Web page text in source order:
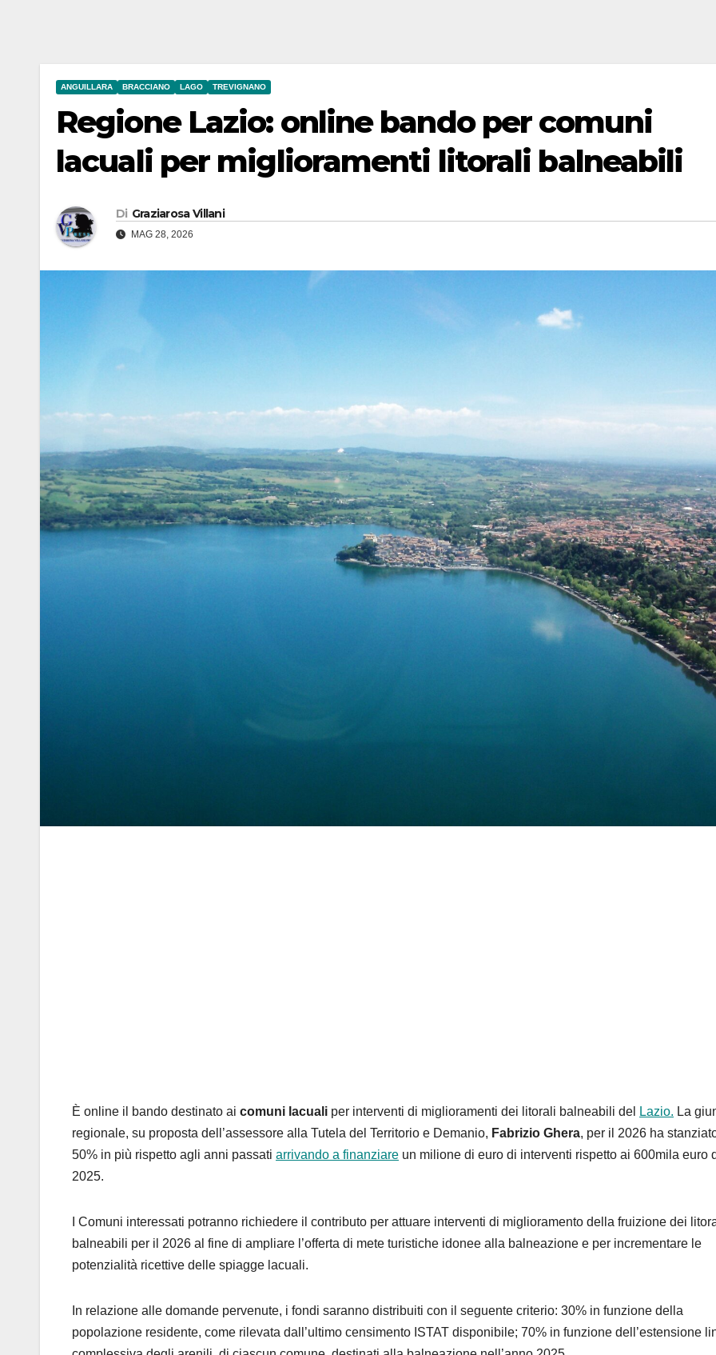
ANGUILLARA BRACCIANO LAGO TREVIGNANO
Regione Lazio: online bando per comuni
lacuali per miglioramenti litorali balneabili
Di Graziarosa Villani
MAG 28, 2026
È online il bando destinato ai comuni lacuali per interventi di miglioramenti dei litorali balneabili del Lazio. La
regionale, su proposta dell’assessore alla Tutela del Territorio e Demanio, Fabrizio Ghera, per il 2026 ha
50% in più rispetto agli anni passati arrivando a finanziare un milione di euro di interventi rispetto ai 600mila euro
2025.
I Comuni interessati potranno richiedere il contributo per attuare interventi di miglioramento della fruizione dei
balneabili per il 2026 al fine di ampliare l’offerta di mete turistiche idonee alla balneazione e per incrementare le
potenzialità ricettive delle spiagge lacuali.
In relazione alle domande pervenute, i fondi saranno distribuiti con il seguente criterio: 30% in funzione della
popolazione residente, come rilevata dall’ultimo censimento ISTAT disponibile; 70% in funzione dell’estensione